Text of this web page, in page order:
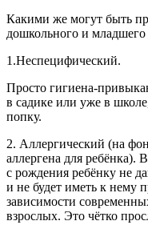
Какими же могут быть
дошкольного и младшего
1.Неспецифический.
Просто гигиена-
в садике или уже в
попку.
2. Аллергический (на
аллергена для ребёнка).
с рождения ребёнку не
и не будет иметь к нему
зависимости
взрослых. Это чётко